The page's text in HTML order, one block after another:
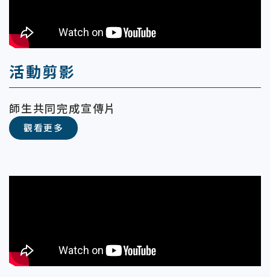
活動剪影
師生共同完成宣傳片
觀看更多